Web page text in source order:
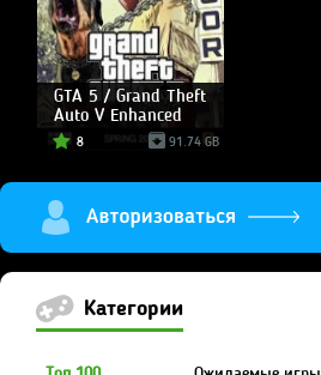
GTA 5 / Grand Theft
Auto V Enhanced
8 91.74 GB
Категории